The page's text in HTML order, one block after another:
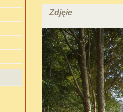
Zdjęie